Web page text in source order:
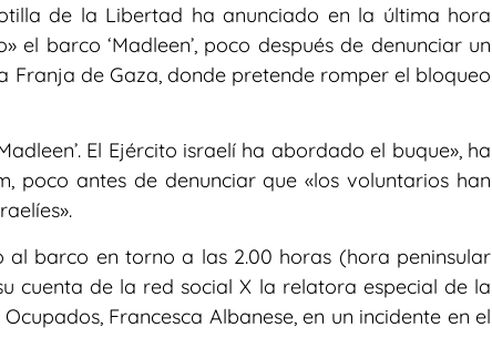
de la Libertad ha anunciado en la última hora
el barco ‘Madleen’, poco después de denunciar un
Franja de Gaza, donde pretende romper el bloqueo
El Ejército israelí ha abordado el buque», ha
poco antes de denunciar que «los voluntarios han
al barco en torno a las 2.00 horas (hora peninsular
cuenta de la red social X la relatora especial de la
Francesca Albanese, en un incidente en el